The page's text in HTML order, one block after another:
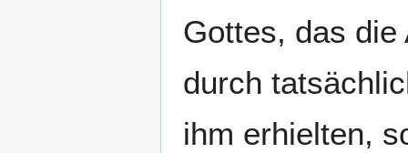
Gottes, das
durch
ihm erhielten,